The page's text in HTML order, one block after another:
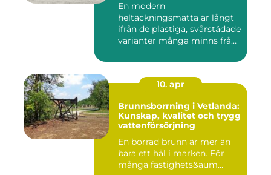
En modern
heltäckningsmatta är långt
ifrån de plastiga, svårstädade
varianter många minns från
10. apr
Brunnsborrning i Vetlanda:
Kunskap, kvalitet och trygg
vattenförsörjning
En borrad brunn är mer än
bara ett hål i marken. För
många fastighets&aum...